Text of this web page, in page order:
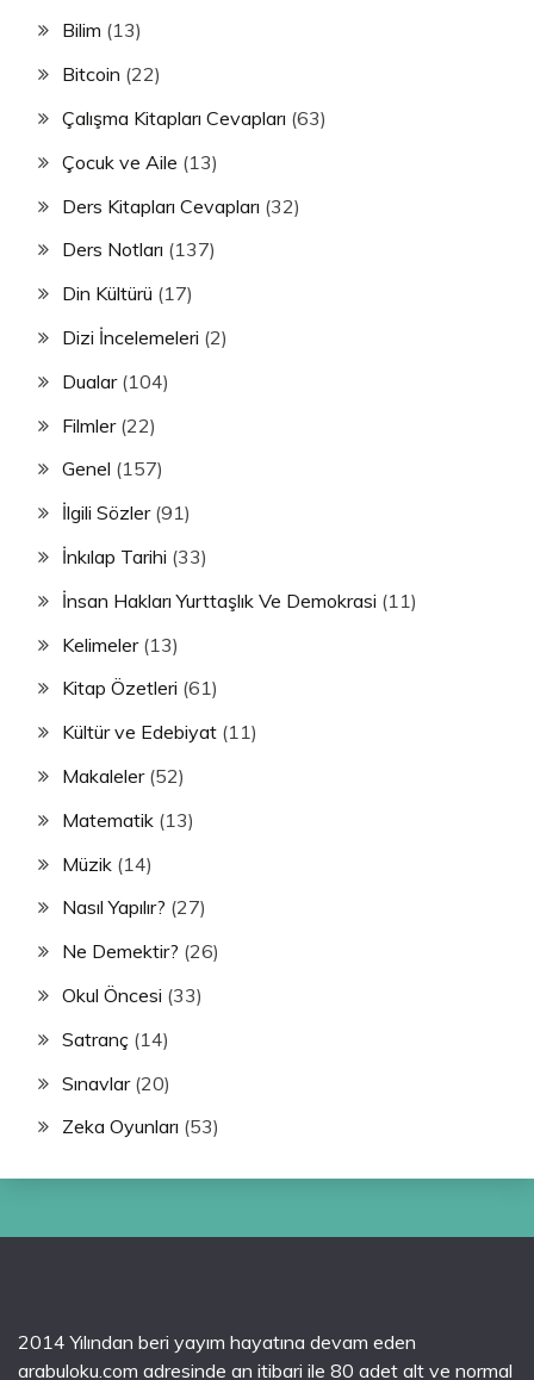
Bilim (13)
Bitcoin (22)
Çalışma Kitapları Cevapları (63)
Çocuk ve Aile (13)
Ders Kitapları Cevapları (32)
Ders Notları (137)
Din Kültürü (17)
Dizi İncelemeleri (2)
Dualar(104)
Filmler(22)
Genel (157)
İlgili Sözler(91)
İnkılap Tarihi (33)
İnsan Hakları Yurttaşlık Ve Demokrasi (11)
Kelimeler(13)
Kitap Özetleri (61)
Kültür ve Edebiyat (11)
Makaleler(52)
Matematik (13)
Müzik (14)
Nasıl Yapılır? (27)
Ne Demektir? (26)
Okul Öncesi (33)
Satranç (14)
Sınavlar(20)
Zeka Oyunları (53)
2014 Yılından beri yayım hayatına devam eden
arabuloku.com adresinde an itibari ile 80 adet alt ve normal